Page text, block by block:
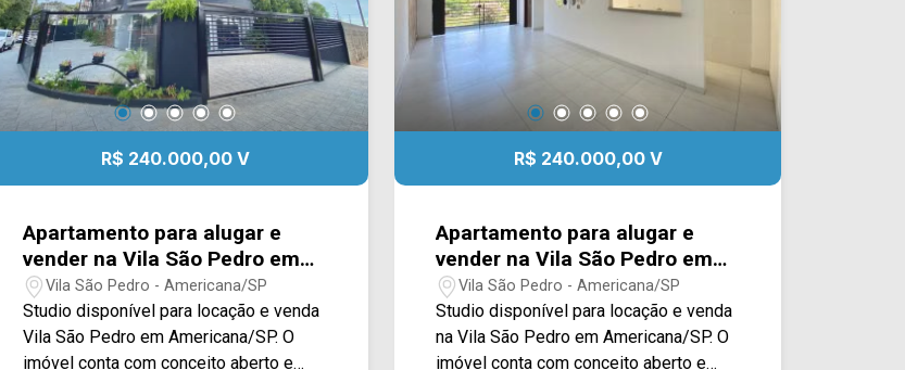
mais sobre o imóvel ou para agendar
uma visita, entre em contato conosco:
WhatsApp Locação: (19) 97169-1100
Telefone Arbix: (19) 3475-4546
mais sobre o imóvel ou para agendar
uma visita, entre em contato conosco:
WhatsApp Locação: (19) 97169-1100
Telefone Arbix: (19) 3475-4546
R$ 240.000,00 V
Apartamento para alugar e
vender na Vila São Pedro em
Americana/SP.
Vila São Pedro - Americana/SP
Studio disponível para locação e venda
Vila São Pedro em Americana/SP. O
imóvel conta com conceito aberto e
R$ 240.000,00 V
Apartamento para alugar e
vender na Vila São Pedro em
Americana/SP.
Vila São Pedro - Americana/SP
Studio disponível para locação e venda
na Vila São Pedro em Americana/SP. O
imóvel conta com conceito aberto e